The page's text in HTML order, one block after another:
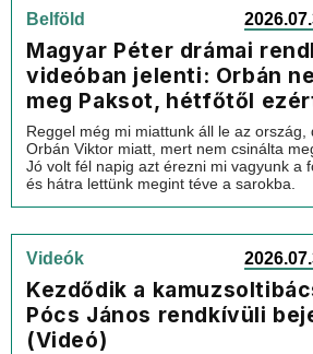
Belföld
Magyar Péter drámai
videóban jelenti: Orbán
meg Paksot, hétfőtől
Reggel még mi miattunk áll le az
Orbán Viktor miatt, mert nem csinálta
Jó volt fél napig azt érezni mi vagyunk a
és hátra lettünk megint téve a sarokba.
Videók
Kezdődik a
Pócs János rendkívüli
(Videó)